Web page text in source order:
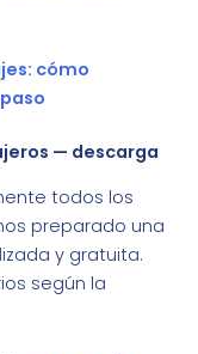
cómo
— descarga
todos los
preparado una
y gratuita.
según la